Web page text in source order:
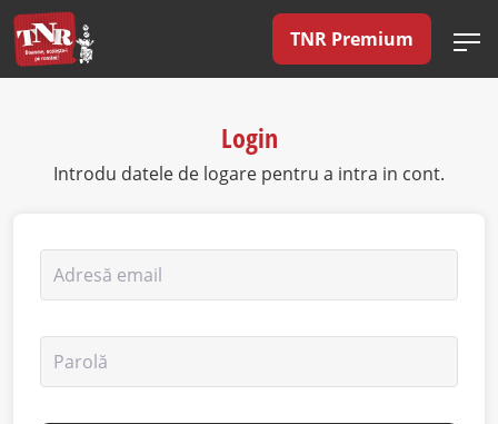
TNR Premium
Login
Introdu datele de logare pentru a intra in cont.
Adresă email
Parolă